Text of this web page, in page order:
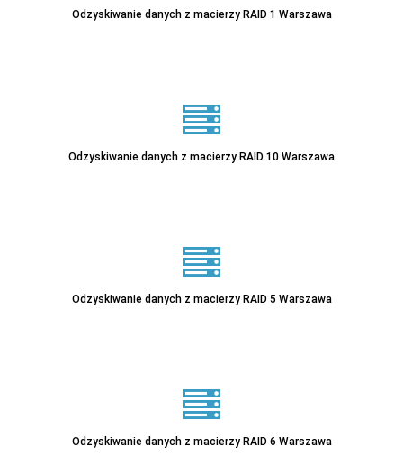
Odzyskiwanie danych z macierzy RAID 1 Warszawa
Odzyskiwanie danych z macierzy RAID 10 Warszawa
Odzyskiwanie danych z macierzy RAID 5 Warszawa
Odzyskiwanie danych z macierzy RAID 6 Warszawa